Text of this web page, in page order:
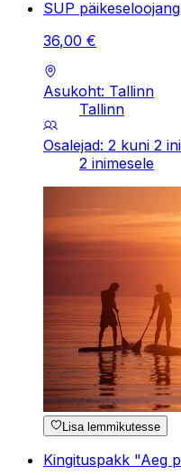
SUP
36,00 €
Asukoht: Tallinn
Tallinn
Osalejad: 2 kuni 2
2 inimesele
Lisa lemmikutesse
Kingituspakk "Aeg